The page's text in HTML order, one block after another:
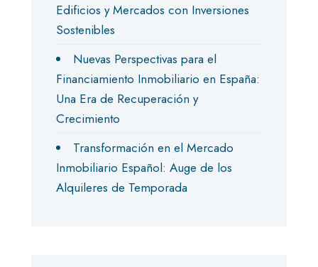
Edificios y Mercados con Inversiones
Sostenibles
Nuevas Perspectivas para el
Financiamiento Inmobiliario en España:
Una Era de Recuperación y
Crecimiento
Transformación en el Mercado
Inmobiliario Español: Auge de los
Alquileres de Temporada